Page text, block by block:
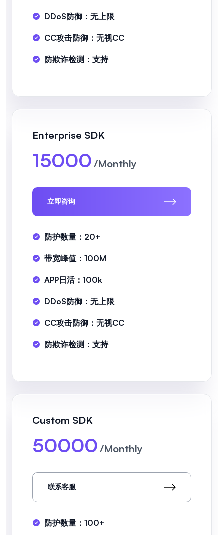
DDoS防御：无上限
CC攻击防御：无视CC
防欺诈检测：支持
Enterprise SDK
15000 /Monthly
立即咨询
防护数量：20+
带宽峰值：100M
APP日活：100k
DDoS防御：无上限
CC攻击防御：无视CC
防欺诈检测：支持
Custom SDK
50000 /Monthly
联系客服
防护数量：100+